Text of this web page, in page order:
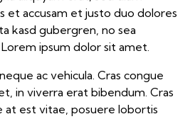
et accusam et justo duo dolores
kasd gubergren, no sea
ipsum dolor sit amet.
ac vehicula. Cras congue
in viverra erat bibendum. Cras
at est vitae, posuere lobortis